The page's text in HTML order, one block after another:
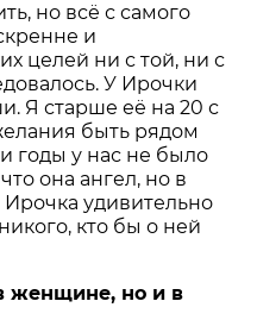
но всё с самого
и
целей ни с той, ни с
У Ирочки
Я старше её на 20 с
быть рядом
годы у нас не было
она ангел, но в
удивительно
кто бы о ней
женщине, но и в